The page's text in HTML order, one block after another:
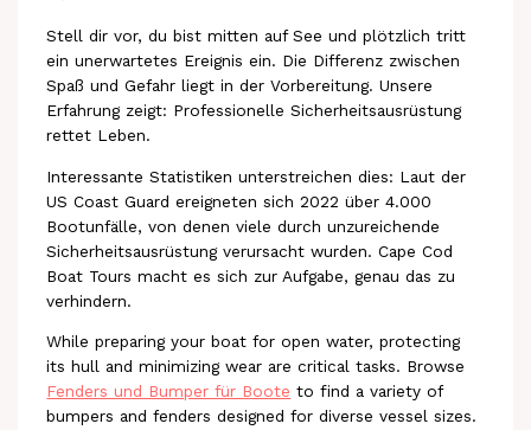
Stell dir vor, du bist mitten auf See und plötzlich tritt
ein unerwartetes Ereignis ein. Die Differenz zwischen
Spaß und Gefahr liegt in der Vorbereitung. Unsere
Erfahrung zeigt: Professionelle Sicherheitsausrüstung
rettet Leben.
Interessante Statistiken unterstreichen dies: Laut der
US Coast Guard ereigneten sich 2022 über 4.000
Bootunfälle, von denen viele durch unzureichende
Sicherheitsausrüstung verursacht wurden. Cape Cod
Boat Tours macht es sich zur Aufgabe, genau das zu
verhindern.
While preparing your boat for open water, protecting
its hull and minimizing wear are critical tasks. Browse
Fenders und Bumper für Boote to find a variety of
bumpers and fenders designed for diverse vessel sizes.